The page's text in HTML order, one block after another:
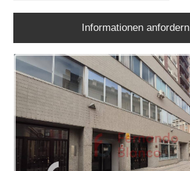
HAUS
ARBEITEN
SIE
MIT
UNS
LINKS
BLOG
Informationen anfordern